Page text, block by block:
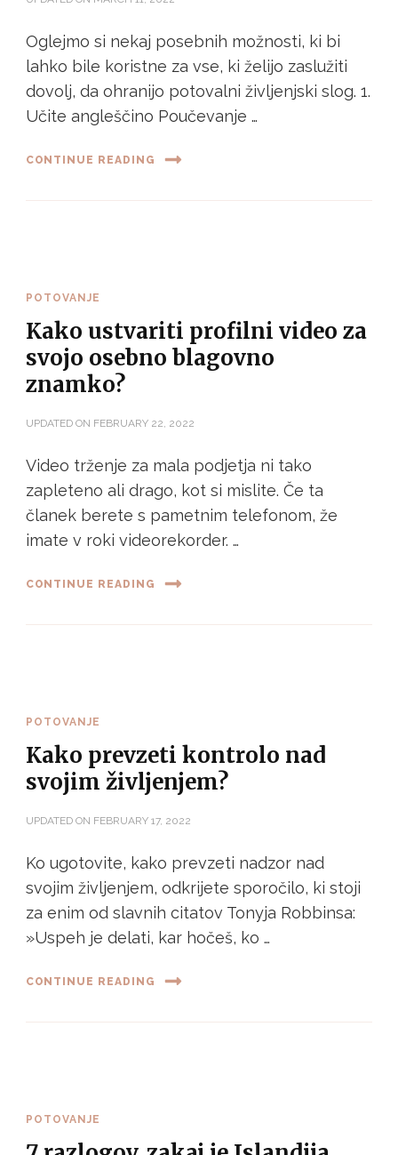
Oglejmo si nekaj posebnih možnosti, ki bi
lahko bile koristne za vse, ki želijo zaslužiti
dovolj, da ohranijo potovalni življenjski slog. 1.
Učite angleščino Poučevanje …
CONTINUE READING
POTOVANJE
Kako ustvariti profilni video za
svojo osebno blagovno
znamko?
UPDATED ON FEBRUARY 22, 2022
Video trženje za mala podjetja ni tako
zapleteno ali drago, kot si mislite. Če ta
članek berete s pametnim telefonom, že
imate v roki videorekorder. …
CONTINUE READING
POTOVANJE
Kako prevzeti kontrolo nad
svojim življenjem?
UPDATED ON FEBRUARY 17, 2022
Ko ugotovite, kako prevzeti nadzor nad
svojim življenjem, odkrijete sporočilo, ki stoji
za enim od slavnih citatov Tonyja Robbinsa:
»Uspeh je delati, kar hočeš, ko …
CONTINUE READING
POTOVANJE